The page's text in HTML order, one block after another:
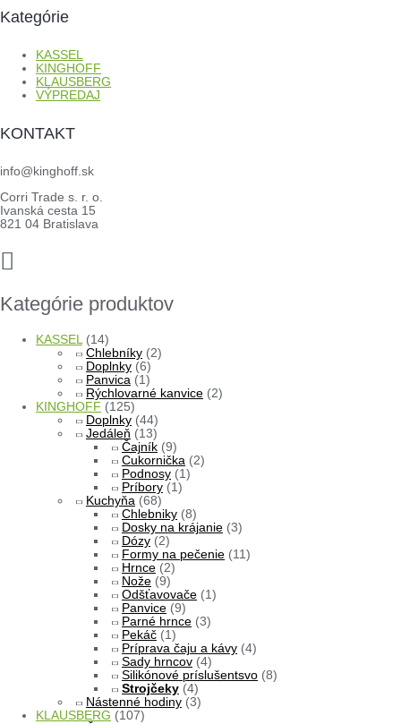
Kategórie
KASSEL
KINGHOFF
KLAUSBERG
VÝPREDAJ
KONTAKT
info@kinghoff.sk
Corri Trade s. r. o.
Ivanská cesta 15
821 04 Bratislava
Kategórie produktov
KASSEL (14)
Chlebníky (2)
Doplnky (6)
Panvica (1)
Rýchlovarné kanvice (2)
KINGHOFF (125)
Doplnky (44)
Jedáleň (13)
Čajník (9)
Cukornička (2)
Podnosy (1)
Príbory (1)
Kuchyňa (68)
Chlebniky (8)
Dosky na krájanie (3)
Dózy (2)
Formy na pečenie (11)
Hrnce (2)
Nože (9)
Odšťavovače (1)
Panvice (9)
Parné hrnce (3)
Pekáč (1)
Príprava čaju a kávy (4)
Sady hrncov (4)
Silikónové príslušentsvo (8)
Strojčeky (4)
Nástenné hodiny (3)
KLAUSBERG (107)